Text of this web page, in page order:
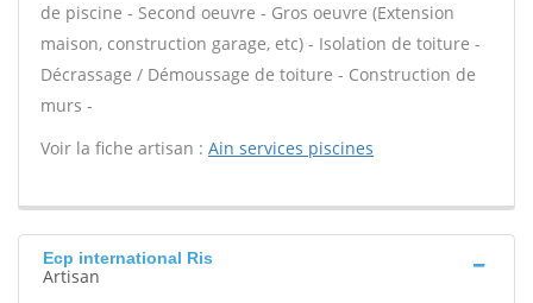
de piscine - Second oeuvre - Gros oeuvre (Extension
maison, construction garage, etc) - Isolation de toiture -
Décrassage / Démoussage de toiture - Construction de
murs -
Voir la fiche artisan : Ain services piscines
Ecp international Ris
Artisan